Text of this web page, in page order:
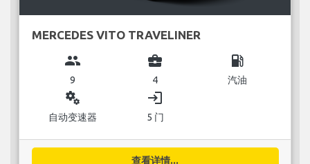
MERCEDES VITO TRAVELINER
group
9
business_center
4
local_gas_station
汽油
miscellaneous_services
自动变速器
login
5 门
查看详情...